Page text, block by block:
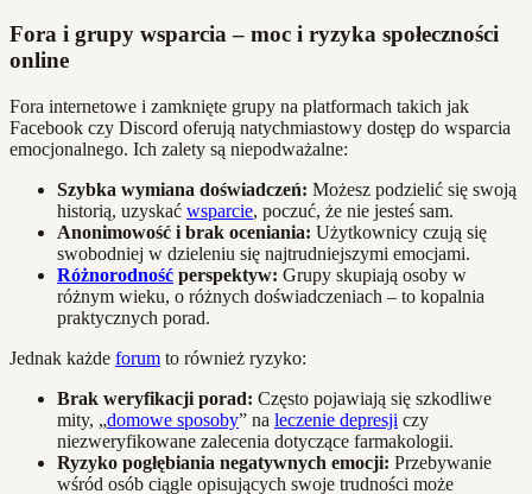
Fora i grupy wsparcia – moc i ryzyka społeczności
online
Fora internetowe i zamknięte grupy na platformach takich jak
Facebook czy Discord oferują natychmiastowy dostęp do wsparcia
emocjonalnego. Ich zalety są niepodważalne:
Szybka wymiana doświadczeń: Możesz podzielić się swoją
historią, uzyskać wsparcie, poczuć, że nie jesteś sam.
Anonimowość i brak oceniania: Użytkownicy czują się
swobodniej w dzieleniu się najtrudniejszymi emocjami.
Różnorodność perspektyw: Grupy skupiają osoby w
różnym wieku, o różnych doświadczeniach – to kopalnia
praktycznych porad.
Jednak każde forum to również ryzyko:
Brak weryfikacji porad: Często pojawiają się szkodliwe
mity, „domowe sposoby” na leczenie depresji czy
niezweryfikowane zalecenia dotyczące farmakologii.
Ryzyko pogłębiania negatywnych emocji: Przebywanie
wśród osób ciągle opisujących swoje trudności może